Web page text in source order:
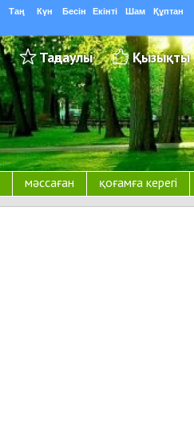
Таң Күн Бесін Екінті Шам Құптан
Таңдаулы Қызықты
мәссаған қоғамға керегі